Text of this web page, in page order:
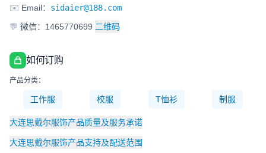
✉️ Email： sidaier@188.com
💬 微信：1465770699 二维码
如何订购
产品分类：
工作服 校服 T恤衫 制服
大连思戴尔服饰产品质量及服务承诺
大连思戴尔服饰产品支持及配送范围